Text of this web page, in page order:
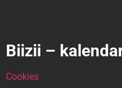
Biizii –
Cookies